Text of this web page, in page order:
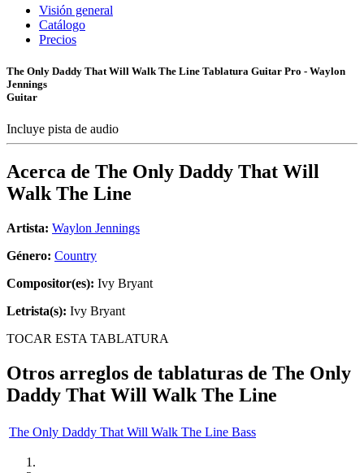
Visión general
Catálogo
Precios
The Only Daddy That Will Walk The Line Tablatura Guitar Pro - Waylon
Jennings
Guitar
Incluye pista de audio
Acerca de The Only Daddy That Will
Walk The Line
Artista: Waylon Jennings
Género: Country
Compositor(es): Ivy Bryant
Letrista(s): Ivy Bryant
TOCAR ESTA TABLATURA
Otros arreglos de tablaturas de The Only
Daddy That Will Walk The Line
The Only Daddy That Will Walk The Line Bass